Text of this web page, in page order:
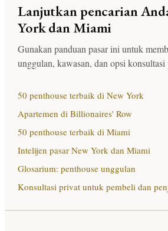
Lanjutkan pencarian
York dan Miami
Gunakan panduan pasar ini untuk
unggulan, kawasan, dan opsi konsultasi
50 penthouse terbaik di New York
Apartemen di Billionaires' Row
50 penthouse terbaik di Miami
Intelijen pasar New York dan Miami
Glosarium: penthouse unggulan
Konsultasi privat untuk pembeli dan